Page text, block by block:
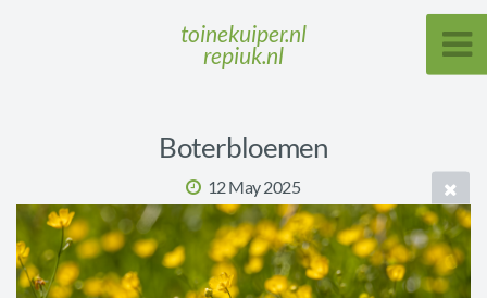
toinekuiper.nl
repiuk.nl
Boterbloemen
12 May 2025